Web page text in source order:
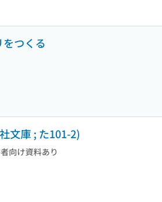
つくる
文庫 ; た101-2)
向け資料あり